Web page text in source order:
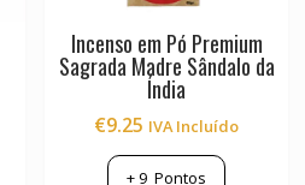
Incenso em Pó Premium
Sagrada Madre Sândalo da
Índia
€9.25 IVA Incluído
+9 Pontos